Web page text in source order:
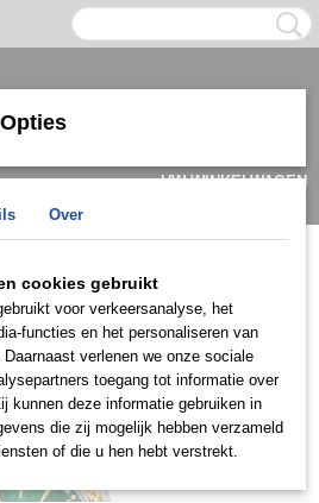
UW WINKELWAGEN
(0)
Just Cavalli Dameshorloge
Over
cookies gebruikt
voor verkeersanalyse, het
functies en het personaliseren van
verlenen we onze sociale
toegang tot informatie over
kunnen deze informatie gebruiken in
die zij mogelijk hebben verzameld
of die u hen hebt verstrekt.